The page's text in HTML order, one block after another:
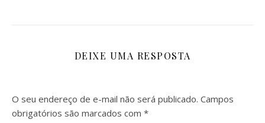
DEIXE UMA RESPOSTA
O seu endereço de e-mail não será publicado. Campos
obrigatórios são marcados com *